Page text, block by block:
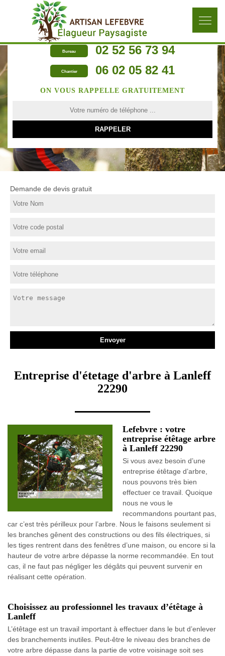
Bureau 02 52 56 73 94
Chantier 06 02 05 82 41
ON VOUS RAPPELLE GRATUITEMENT
Demande de devis gratuit
Entreprise d'étetage d'arbre à Lanleff
22290
Lefebvre : votre
entreprise étêtage arbre
à Lanleff 22290
Si vous avez besoin d’une
entreprise étêtage d’arbre,
nous pouvons très bien
effectuer ce travail. Quoique
nous ne vous le
recommandons pourtant pas,
car c’est très périlleux pour l’arbre. Nous le faisons seulement si
les branches gênent des constructions ou des fils électriques, si
les tiges rentrent dans des fenêtres d’une maison, ou encore si la
hauteur de votre arbre dépasse la norme recommandée. En tout
cas, il ne faut pas négliger les dégâts qui peuvent survenir en
réalisant cette opération.
Choisissez au professionnel les travaux d’étêtage à
Lanleff
L’étêtage est un travail important à effectuer dans le but d’enlever
des branchements inutiles. Peut-être le niveau des branches de
votre arbre dépasse dans la partie de votre voisinage soit ses